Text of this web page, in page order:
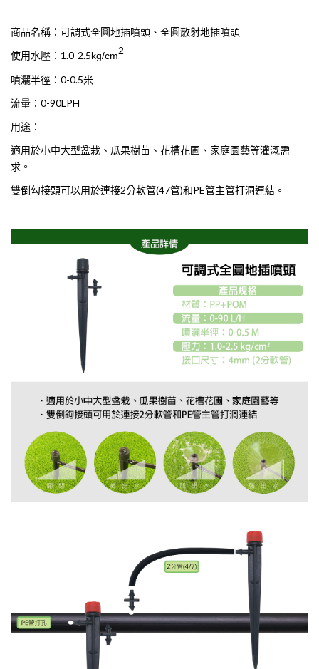
商品名稱：可調式全圓地插噴頭、全圓散射地插噴頭
使用水壓：1.0-2.5kg/cm2
噴灑半徑：0-0.5米
流量：0-90LPH
用途：
適用於小中大型盆栽、瓜果樹苗、花槽花圃、家庭園藝等灌溉需
求。
雙倒勾接頭可以用於連接2分軟管(47管)和PE管主管打洞連結。